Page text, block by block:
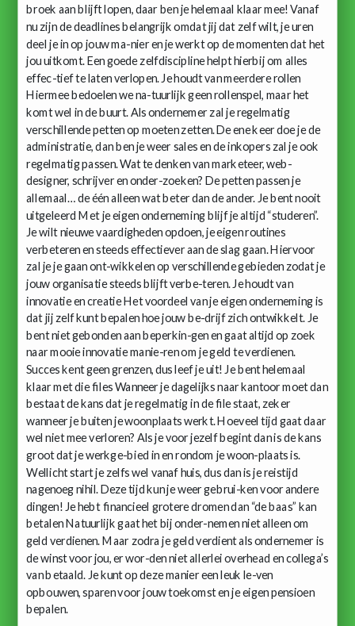
broek aan blijft lopen, daar ben je helemaal klaar mee! Vanaf
nu zijn de deadlines belangrijk omdat jij dat zelf wilt, je uren
deel je in op jouw ma-nier en je werkt op de momenten dat het
jou uitkomt. Een goede zelfdiscipline helpt hierbij om alles
effec-tief te laten verlopen. Je houdt van meerdere rollen
Hiermee bedoelen we na-tuurlijk geen rollenspel, maar het
komt wel in de buurt. Als ondernemer zal je regelmatig
verschillende petten op moeten zetten. De ene keer doe je de
administratie, dan ben je weer sales en de inkopers zal je ook
regelmatig passen. Wat te denken van marketeer, web-
designer, schrijver en onder-zoeken? De petten passen je
allemaal… de één alleen wat beter dan de ander. Je bent nooit
uitgeleerd Met je eigen onderneming blijf je altijd “studeren”.
Je wilt nieuwe vaardigheden opdoen, je eigen routines
verbeteren en steeds effectiever aan de slag gaan. Hiervoor
zal je je gaan ont-wikkelen op verschillende gebieden zodat je
jouw organisatie steeds blijft verbe-teren. Je houdt van
innovatie en creatie Het voordeel van je eigen onderneming is
dat jij zelf kunt bepalen hoe jouw be-drijf zich ontwikkelt. Je
bent niet gebonden aan beperkin-gen en gaat altijd op zoek
naar mooie innovatie manie-ren om je geld te verdienen.
Succes kent geen grenzen, dus leef je uit! Je bent helemaal
klaar met die files Wanneer je dagelijks naar kantoor moet dan
bestaat de kans dat je regelmatig in de file staat, zeker
wanneer je buiten je woonplaats werkt. Hoeveel tijd gaat daar
wel niet mee verloren? Als je voor jezelf begint dan is de kans
groot dat je werkge-bied in en rondom je woon-plaats is.
Wellicht start je zelfs wel vanaf huis, dus dan is je reistijd
nagenoeg nihil. Deze tijd kun je weer gebrui-ken voor andere
dingen! Je hebt financieel grotere dromen dan “de baas” kan
betalen Natuurlijk gaat het bij onder-nemen niet alleen om
geld verdienen. Maar zodra je geld verdient als ondernemer is
de winst voor jou, er wor-den niet allerlei overhead en collega’s
van betaald. Je kunt op deze manier een leuk le-ven
opbouwen, sparen voor jouw toekomst en je eigen pensioen
bepalen.